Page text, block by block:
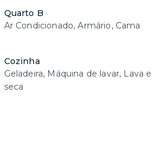
Quarto B
Ar Condicionado, Armário, Cama
Cozinha
Geladeira, Máquina de lavar, Lava e
seca